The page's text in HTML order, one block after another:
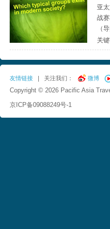
亚
战
（
关
友情链接 关注我们： 微博
Copyright © 2026 Pacific Asia
京ICP备09088249号-1